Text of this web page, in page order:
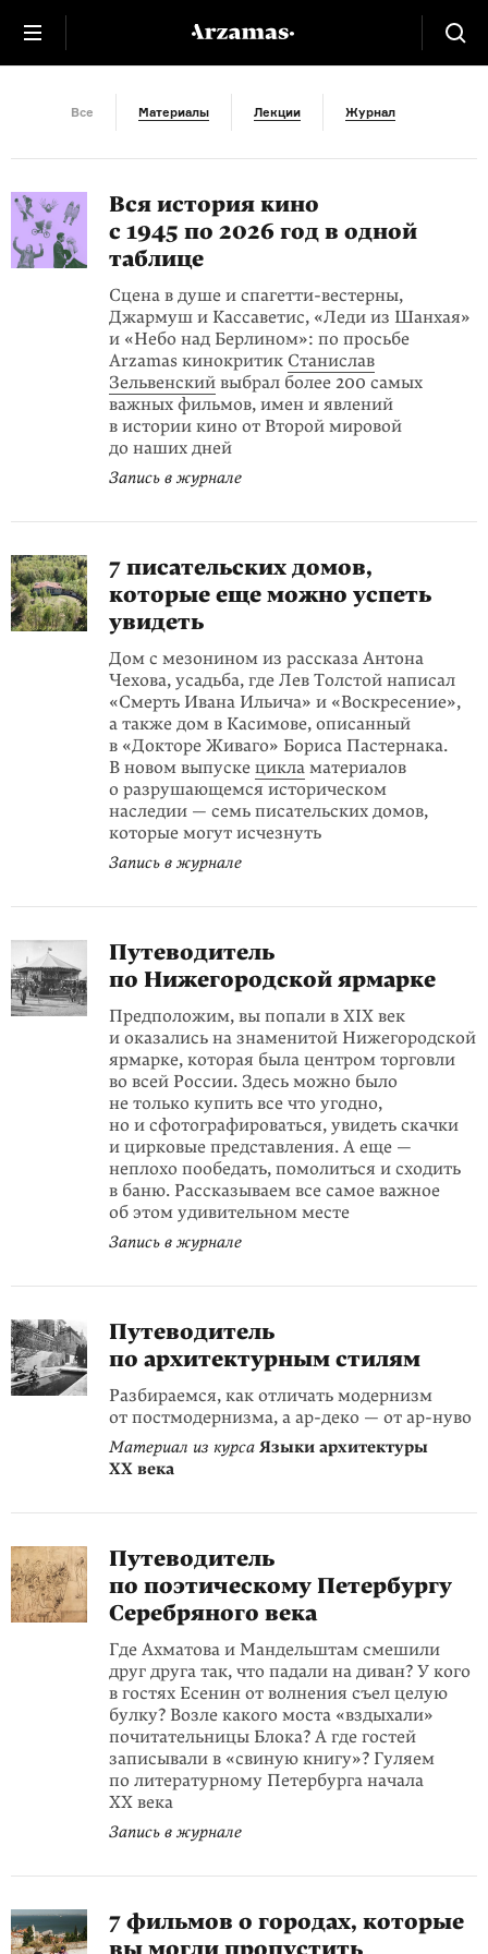
Путеводитель
Все Материалы Лекции Журнал
Вся история кино
с 1945 по 2026 год в одной
таблице
Сцена в душе и спагетти-вестерны,
Джармуш и Кассаветис, «Леди из Шанхая»
и «Небо над Берлином»: по просьбе
Arzamas кинокритик Станислав
Зельвенский выбрал более 200 самых
важных фильмов, имен и явлений
в истории кино от Второй мировой
до наших дней
Запись в журнале
7 писательских домов,
которые еще можно успеть
увидеть
Дом с мезонином из рассказа Антона
Чехова, усадьба, где Лев Толстой написал
«Смерть Ивана Ильича» и «Воскресение»,
а также дом в Касимове, описанный
в «Докторе Живаго» Бориса Пастернака.
В новом выпуске цикла материалов
о разрушающемся историческом
наследии — семь писательских домов,
которые могут исчезнуть
Запись в журнале
Путеводитель
по Нижегородской ярмарке
Предположим, вы попали в XIX век
и оказались на знаменитой Нижегородской
ярмарке, которая была центром торговли
во всей России. Здесь можно было
не только купить все что угодно,
но и сфотографироваться, увидеть скачки
и цирковые представления. А еще —
неплохо пообедать, помолиться и сходить
в баню. Рассказываем все самое важное
об этом удивительном месте
Запись в журнале
Путеводитель
по архитектурным стилям
Разбираемся, как отличать модернизм
от постмодернизма, а ар-деко — от ар-нуво
Материал из курса Языки архитектуры
XX века
Путеводитель
по поэтическому Петербургу
Серебряного века
Где Ахматова и Мандельштам смешили
друг друга так, что падали на диван? У кого
в гостях Есенин от волнения съел целую
булку? Возле какого моста «вздыхали»
почитательницы Блока? А где гостей
записывали в «свиную книгу»? Гуляем
по литературному Петербурга начала
XX века
Запись в журнале
7 фильмов о городах, которые